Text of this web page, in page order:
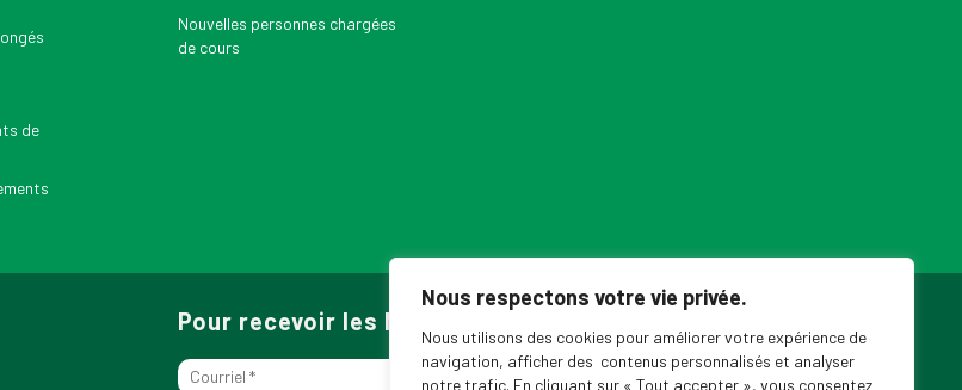
Nous respectons votre vie privée.
Nous utilisons des cookies pour améliorer votre expérience de
navigation, afficher des contenus personnalisés et analyser
notre trafic. En cliquant sur « Tout accepter », vous consentez
de
Nouvelles personnes chargées
de cours
Pour recevoir les Nouvelles du SPPEUQAM